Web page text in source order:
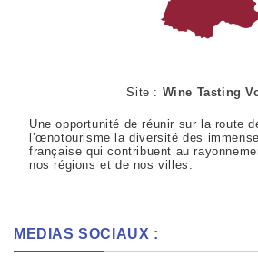
Site : Wine Tasting
Une opportunité de réunir sur la route
l’œnotourisme la diversité des
française qui contribuent au
nos régions et de nos villes.
MEDIAS SOCIAUX :